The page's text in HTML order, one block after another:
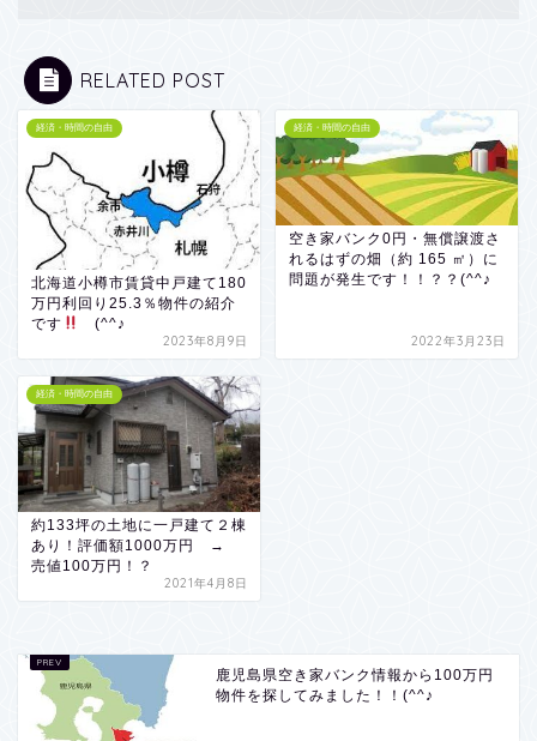
RELATED POST
経済・時間の自由
北海道小樽市賃貸中戸建て180
万円利回り25.3％物件の紹介
です
(^^♪
2023年8月9日
経済・時間の自由
空き家バンク0円・無償譲渡さ
れるはずの畑（約 165 ㎡）に
問題が発生です！！？？(^^♪
2022年3月23日
経済・時間の自由
約133坪の土地に一戸建て２棟
あり！評価額1000万円 →
売値100万円！？
2021年4月8日
鹿児島県空き家バンク情報から100万円
物件を探してみました！！(^^♪